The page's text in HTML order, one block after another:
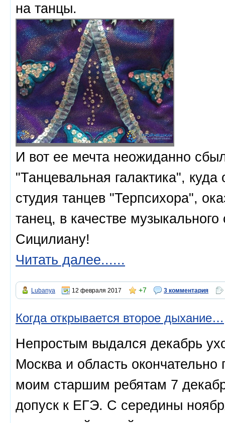
на танцы.
И вот ее мечта неожиданно
"Танцевальная галактика",
студия танцев "Терпсихора",
танец, в качестве
Сицилиану!
Читать далее......
Lubanya 12 февраля 2017 +7 3 комментария
Когда открывается второе дыхание…
Непростым выдался декабрь
Москва и область
моим старшим ребятам 7
допуск к ЕГЭ. С середины